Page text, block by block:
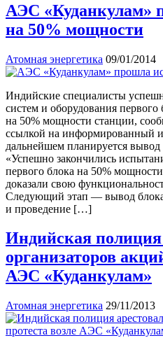
АЭС «Куданкулам»
на 50% мощности
Атомная энергетика 09/01/2014
Индийские специалисты
систем и оборудования
на 50% мощности станции,
ссылкой на информированный
дальнейшем планируется
«Успешно закончились
первого блока на 50%
доказали свою
Следующий этап — вывод
и проведение […]
Индийская полиция
организаторов
АЭС «Куданкулам»
Атомная энергетика 29/11/2013